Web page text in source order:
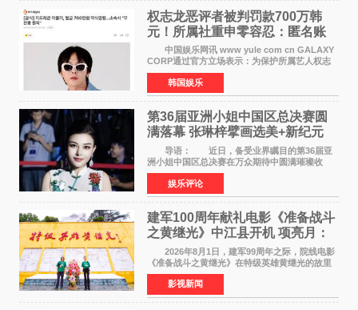
权志龙恶评者被判罚款700万韩
元！所属社重申零容忍：匿名账
号也难逃刑责
中国娱乐网讯 www yule com cn GALAXY
CORP通过官方立场表示：为保护所属艺人权志
龙的名誉和权益，将持续对网络上发生的名誉损
害、散布虚假事实、侮辱、恶意诽谤等行为采取
法律应对措施。
韩国娱乐
第36届亚洲小姐中国区总决赛圆
满落幕 张琳梓擘画选美+新纪元
导语： 近日，备受业界瞩目的第36届亚
洲小姐中国区总决赛在万众期待中圆满璀璨收
官。整场盛典汇聚万千芳华，不仅完成了新一届
美丽代言人的加冕选拔，更在行业发展层面带来
颠覆性突破。活动
娱乐评论
建军100周年献礼电影《准备战斗
之黄继光》中江县开机 项亮月：
以光影为笔，书写英雄赞歌
2026年8月1日，建军99周年之际，院线电影
《准备战斗之黄继光》在特级英雄黄继光的故里
——四川省德阳市中江县黄继光出生地正式开
机。本片出品人、总制片人项亮月主持开机仪
式，&zwnj;特级英雄
影视新闻